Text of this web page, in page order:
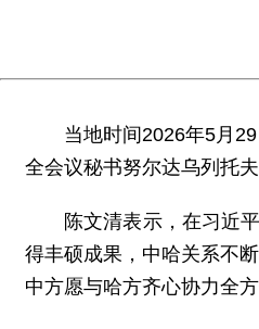
当地时间2026年5月
全会议秘书努尔达乌列托
陈文清表示，在习近
得丰硕成果，中哈关系不
中方愿与哈方齐心协力全